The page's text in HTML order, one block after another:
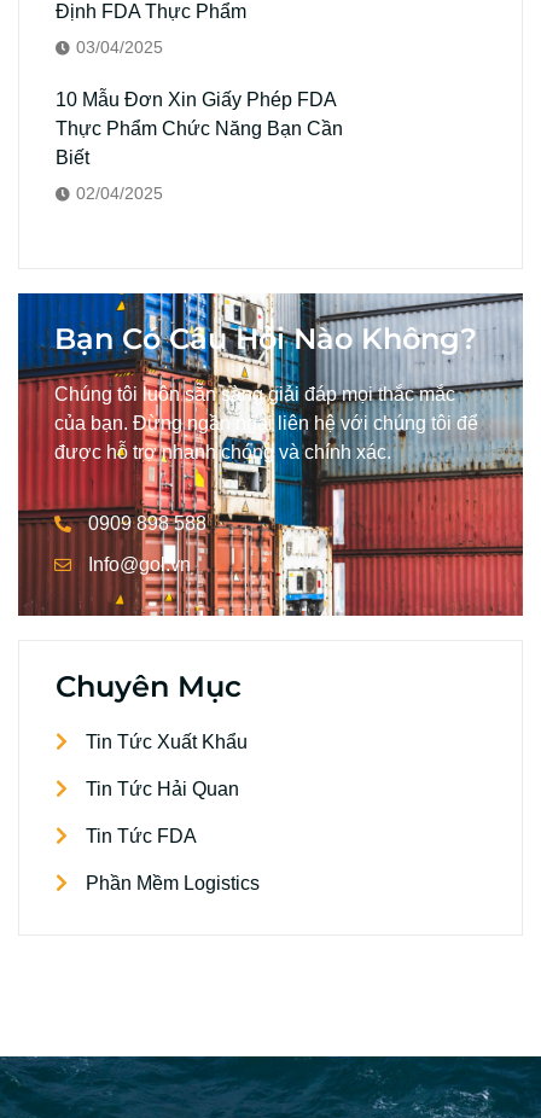
Định FDA Thực Phẩm
03/04/2025
10 Mẫu Đơn Xin Giấy Phép FDA
Thực Phẩm Chức Năng Bạn Cần
Biết
02/04/2025
Bạn Có Câu Hỏi Nào Không?
Chúng tôi luôn sẵn sàng giải đáp mọi thắc mắc
của bạn. Đừng ngần ngại liên hệ với chúng tôi để
được hỗ trợ nhanh chóng và chính xác.
0909 898 588
Info@gol.vn
Chuyên Mục
Tin Tức Xuất Khẩu
Tin Tức Hải Quan
Tin Tức FDA
Phần Mềm Logistics